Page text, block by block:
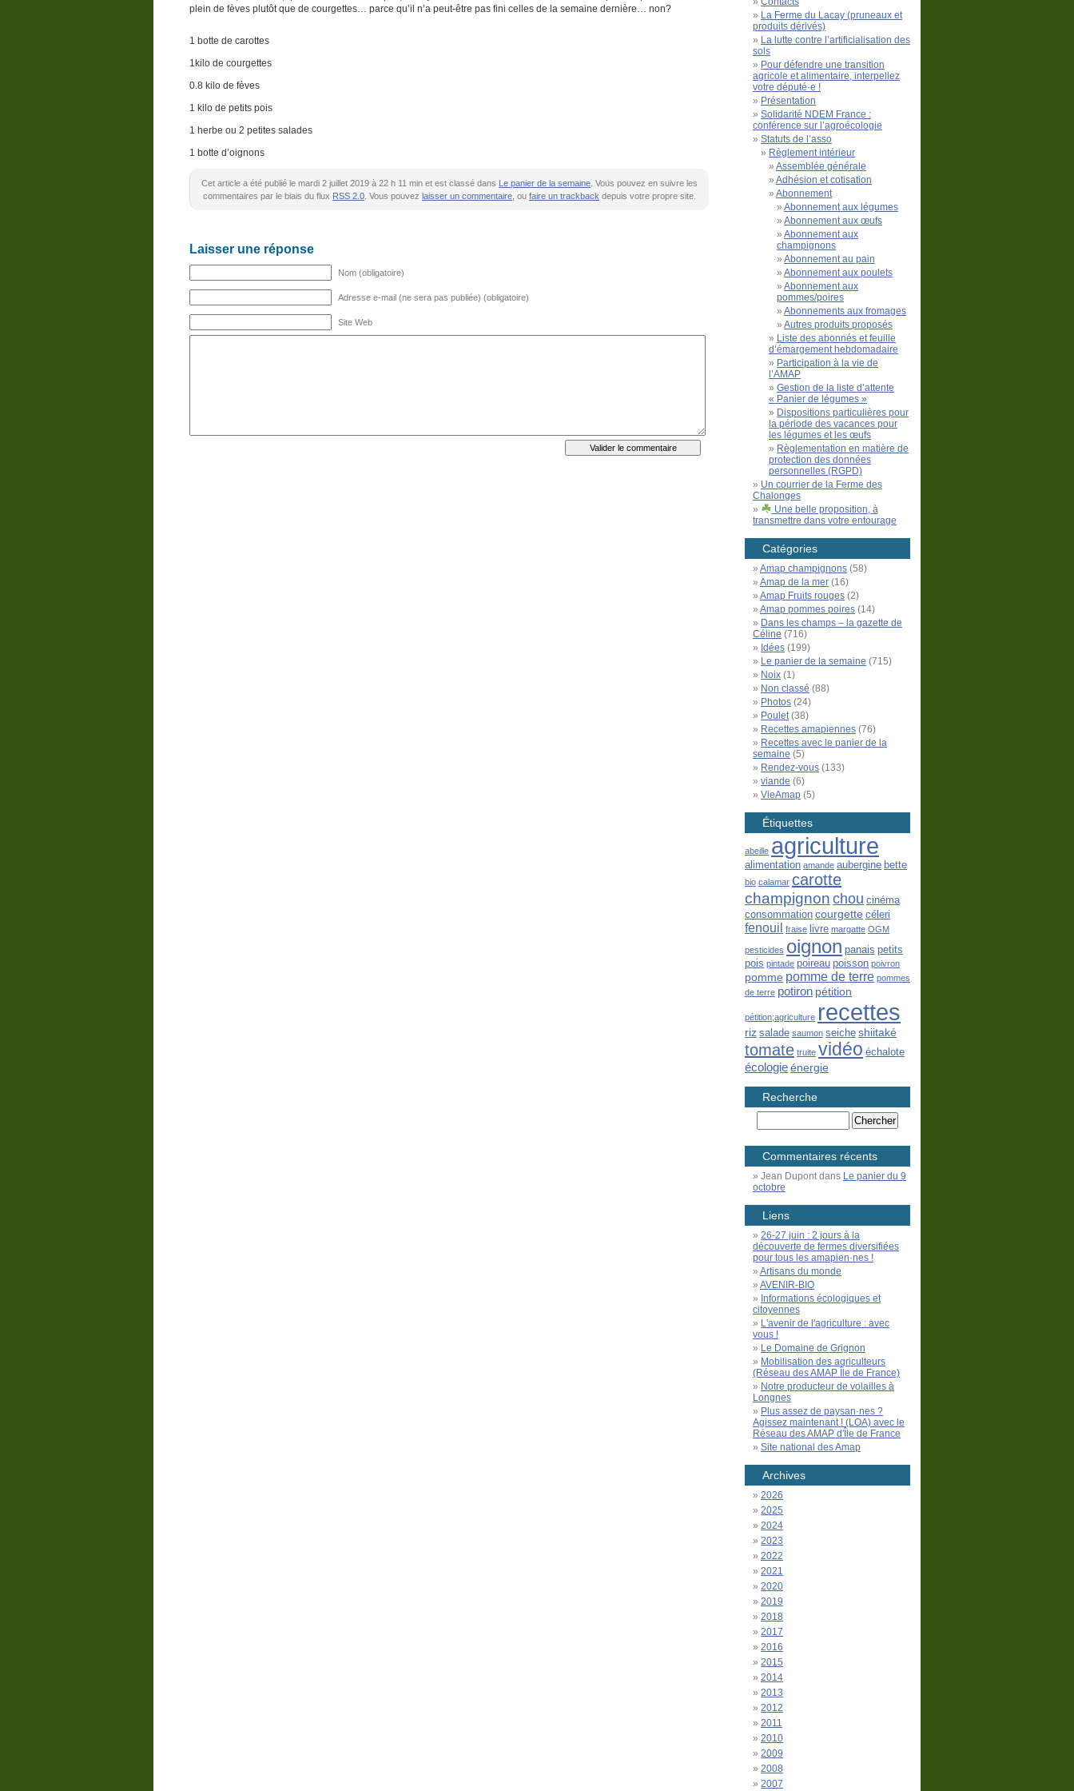
plein de fèves plutôt que de courgettes… parce qu’il n’a peut-être pas fini celles de la semaine dernière… non?
1 botte de carottes
1kilo de courgettes
0.8 kilo de fèves
1 kilo de petits pois
1 herbe ou 2 petites salades
1 botte d’oignons
Cet article a été publié le mardi 2 juillet 2019 à 22 h 11 min et est classé dans Le panier de la semaine . Vous pouvez en suivre les
commentaires par le biais du flux RSS 2.0 . Vous pouvez laisser un commentaire , ou faire un trackback depuis votre propre site.
Laisser une réponse
Nom (obligatoire)
Adresse e-mail (ne sera pas publiée) (obligatoire)
Site Web
La Ferme du Lacay (pruneaux et
produits dérivés)
La lutte contre l’artificialisation des
sols
Pour défendre une transition
agricole et alimentaire, interpellez
votre député·e !
Présentation
Solidarité NDEM France :
conférence sur l’agroécologie
Statuts de l’asso
Règlement intérieur
Assemblée générale
Adhésion et cotisation
Abonnement
Abonnement aux légumes
Abonnement aux œufs
Abonnement aux
champignons
Abonnement au pain
Abonnement aux poulets
Abonnement aux
pommes/poires
Abonnements aux fromages
Autres produits proposés
Liste des abonnés et feuille
d’émargement hebdomadaire
Participation à la vie de
l’AMAP
Gestion de la liste d’attente
« Panier de légumes »
Dispositions particulières pour
la période des vacances pour
les légumes et les œufs
Règlementation en matière de
protection des données
personnelles (RGPD)
Un courrier de la Ferme des
Chalonges
Une belle proposition, à
transmettre dans votre entourage
Catégories
Amap champignons (58)
Amap de la mer (16)
Amap Fruits rouges (2)
Amap pommes poires (14)
Dans les champs – la gazette de
Céline (716)
Idées (199)
Le panier de la semaine (715)
Noix (1)
Non classé (88)
Photos (24)
Poulet(38)
Recettes amapiennes (76)
Recettes avec le panier de la
semaine (5)
Rendez-vous (133)
viande (6)
VieAmap (5)
Étiquettes
abeille agriculture
alimentation amande aubergine bette
bio calamar carotte
champignon chou cinéma
consommation courgette céleri
fenouil fraise livre margatte OGM
pesticides oignon panais petits
pois pintade poireau poisson poivron
pomme pomme de terre pommes
de terre potiron pétition
pétition;agriculture recettes
riz salade saumon seiche shiitaké
tomate truite vidéo échalote
écologieénergie
Recherche
Commentaires récents
Jean Dupontdans Le panier du 9
octobre
Liens
26-27 juin : 2 jours à la
découverte de fermes diversifiées
pour tous les amapien·nes !
Artisans du monde
AVENIR-BIO
Informations écologiques et
citoyennes
L'avenir de l'agriculture : avec
vous !
Le Domaine de Grignon
Mobilisation des agriculteurs
(Réseau des AMAP Île de France)
Notre producteur de volailles à
Longnes
Plus assez de paysan·nes ?
Agissez maintenant ! (LOA) avec le
Réseau des AMAP d'Île de France
Site national des Amap
Archives
2026
2025
2024
2023
2022
2021
2020
2019
2018
2017
2016
2015
2014
2013
2012
2011
2010
2009
2008
2007